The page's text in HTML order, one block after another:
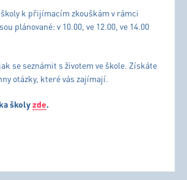
k přijímacím zkouškám v rámci
plánované: v 10.00, ve 12.00, ve 14.00
se seznámit s životem ve škole. Získáte
otázky, které vás zajímají.
školyzde.